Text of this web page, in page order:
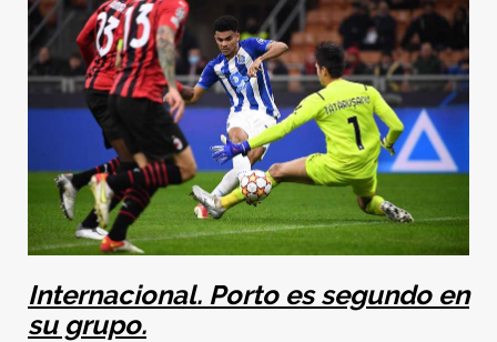
Internacional. Porto es segundo en
su grupo.